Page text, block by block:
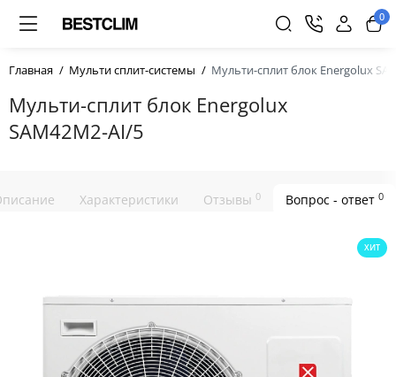
0
Главная Мульти сплит-системы Мульти-сплит блок Energolux
Мульти-сплит блок Energolux
SAM42M2-AI/5
Характеристики Отзывы 0 Вопрос - ответ 0
ХИТ